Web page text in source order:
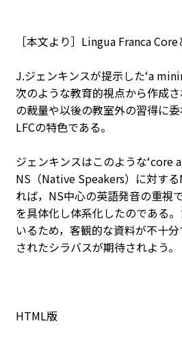
［本文より］Lingua Franca Core
J.ジェンキンスが提示した‘a
次のような教育的視点から作成
の裁量や以後の教室外の習得に
LFCの特色である。
ジェンキンスはこのような‘core
NS（Native Speakers）に対す
れば，NS中心の英語発音の重
を具体化し体系化したのである
いるため，客観的な資料が不十
されたシラバスが期待されよう。
HTML版